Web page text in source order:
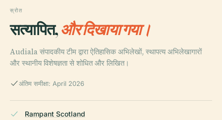
स्रोत
सत्यापित,और दिखाया गया।
Audiala संपादकीय टीम द्वारा ऐतिहासिक अभिलेखों, स्थापत्य अभिलेखागारों
और स्थानीय विशेषज्ञता से शोधित और लिखित।
अंतिम समीक्षा: April 2026
Rampant Scotland